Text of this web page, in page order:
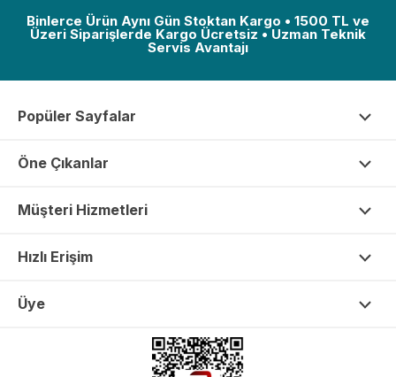
Binlerce Ürün Aynı Gün Stoktan Kargo • 1500 TL ve
Üzeri Siparişlerde Kargo Ücretsiz • Uzman Teknik
Servis Avantajı
Popüler Sayfalar
Öne Çıkanlar
Müşteri Hizmetleri
Hızlı Erişim
Üye